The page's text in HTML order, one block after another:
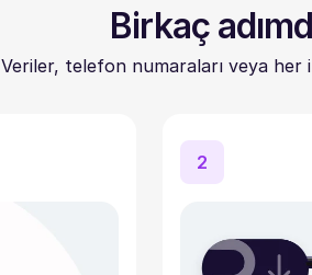
Birkaç
Veriler, telefon numaraları veya her
2